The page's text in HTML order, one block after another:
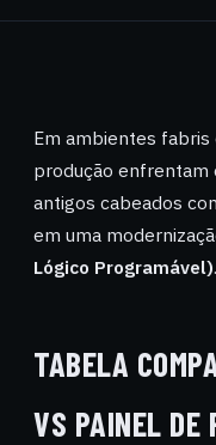
Em ambientes fabris
produção enfrentam
antigos cabeados
em uma
Lógico Programável).
TABELA
VS PAINEL DE